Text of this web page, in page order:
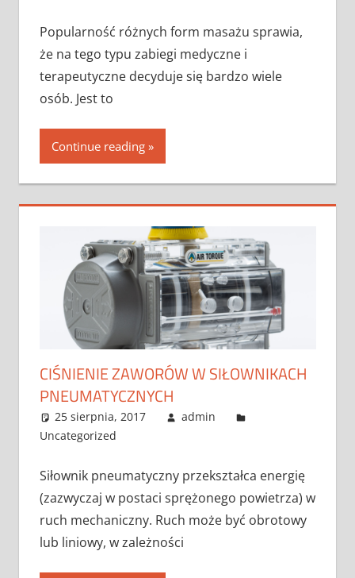
Popularność różnych form masażu sprawia,
że na tego typu zabiegi medyczne i
terapeutyczne decyduje się bardzo wiele
osób. Jest to
Continue reading
CIŚNIENIE ZAWORÓW W SIŁOWNIKACH
PNEUMATYCZNYCH
25 sierpnia, 2017
admin
Uncategorized
Siłownik pneumatyczny przekształca energię
(zazwyczaj w postaci sprężonego powietrza) w
ruch mechaniczny. Ruch może być obrotowy
lub liniowy, w zależności